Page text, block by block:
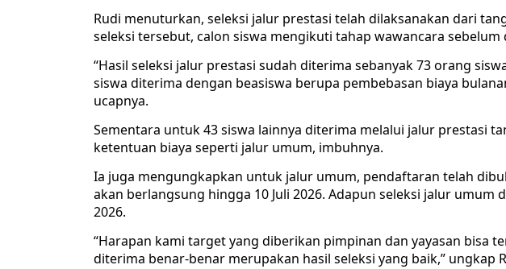
Rudi menuturkan, seleksi jalur prestasi telah dilaksanakan dari
seleksi tersebut, calon siswa mengikuti tahap wawancara
“Hasil seleksi jalur prestasi sudah diterima sebanyak 73 orang
siswa diterima dengan beasiswa berupa pembebasan biaya
ucapnya.
Sementara untuk 43 siswa lainnya diterima melalui jalur prestasi
ketentuan biaya seperti jalur umum, imbuhnya.
Ia juga mengungkapkan untuk jalur umum, pendaftaran telah
akan berlangsung hingga 10 Juli 2026. Adapun seleksi jalur umum
2026.
“Harapan kami target yang diberikan pimpinan dan yayasan bisa
diterima benar-benar merupakan hasil seleksi yang baik,” ungkap